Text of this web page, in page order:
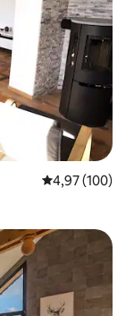
Średnia
4,97 (100)